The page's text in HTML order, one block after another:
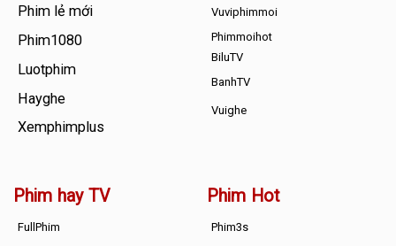
Phim lẻ mới
Phim1080
Luotphim
Hayghe
Xemphimplus
Vuviphimmoi
Phimmoihot
BiluTV
BanhTV
Vuighe
Phim hay TV
FullPhim
Phim Hot
Phim3s